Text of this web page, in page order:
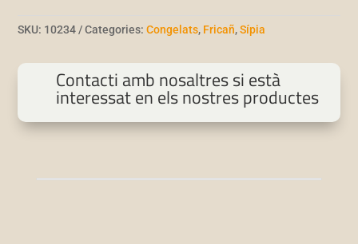
SKU: 10234 Categories:Congelats, Fricañ,Sípia
Contacti amb nosaltres si està
interessat en els nostres productes